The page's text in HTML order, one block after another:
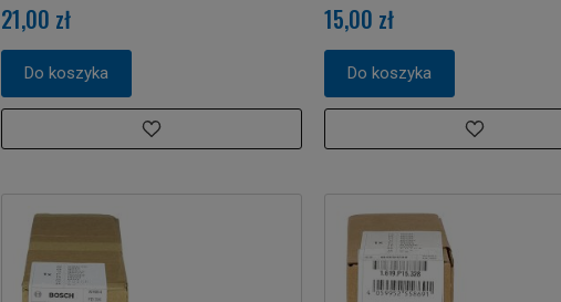
21,00 zł
Do koszyka
15,00 zł
Do koszyka